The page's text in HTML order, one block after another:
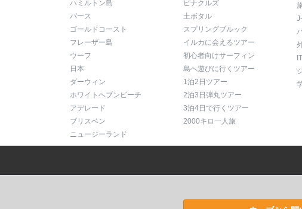
ハミルトン島
パース
ゴールドコースト
フレーザー島
ウーフ
日本
ダーウィン
ホワイトヘブンビーチ
アデレード
ブリスベン
ニュージーランド
ピナクルズ
土ボタル
スプリングブルック
イルカに会えるツアー
初心者向けサーフィン
島へ遊びに行くツアー
1泊2日ツアー
2泊3日弾丸ツアー
3泊4日で行くツアー
2000キロ一人旅